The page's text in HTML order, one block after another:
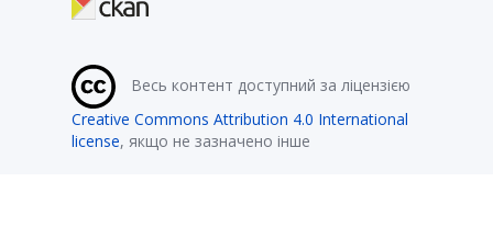
Весь контент доступний за ліцензією
Creative Commons Attribution 4.0 International
license, якщо не зазначено інше